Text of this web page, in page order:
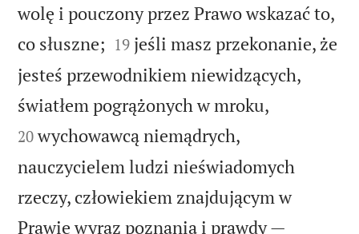
wolę i pouczony przez Prawo wskazać to,
co słuszne; 

19 jeśli masz przekonanie, że
jesteś przewodnikiem niewidzących,
światłem pogrążonych w mroku,
20 wychowawcą niemądrych,
nauczycielem ludzi nieświadomych
rzeczy, człowiekiem znajdującym w
Prawie wyraz poznania i prawdy —